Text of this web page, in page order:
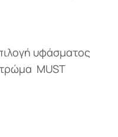
υφάσματος
MUST